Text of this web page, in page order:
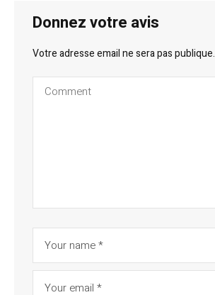
Donnez votre avis
Votre adresse email ne sera pas publique.